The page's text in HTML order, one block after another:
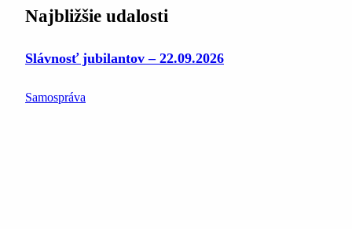
Najbližšie udalosti
Slávnosť jubilantov – 22.09.2026
Samospráva